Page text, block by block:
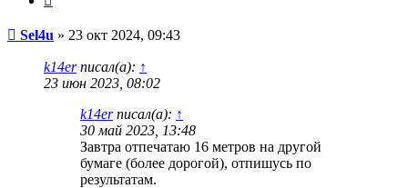
Непрочитанное
Sel4u » 23 окт 2024, 09:43
k14erписал(а): ↑
23 июн 2023, 08:02
k14erписал(а): ↑
30 май 2023, 13:48
Завтра отпечатаю 16 метров на другой
бумаге (более дорогой), отпишусь по
результатам.